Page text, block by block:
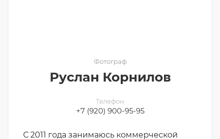
Фотограф
Руслан Корнилов
Телефон
+7 (920) 900-95-95
С 2011 года занимаюсь коммерческой